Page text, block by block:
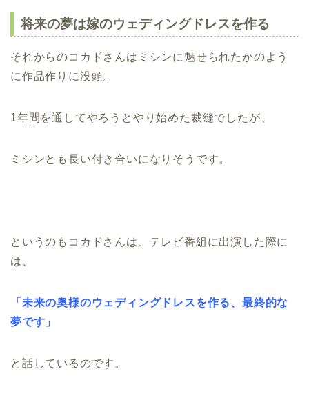
将来の夢は嫁のウェディングドレスを作る
それからのコカドさんはミシンに魅せられたかのよう
に作品作りに没頭。
1年間を通してやろうとやり始めた裁縫でしたが、
ミシンとも長い付き合いになりそうです。
というのもコカドさんは、テレビ番組に出演した際に
は、
「未来の奥様のウェディングドレスを作る、最終的な
夢です」
と話しているのです。